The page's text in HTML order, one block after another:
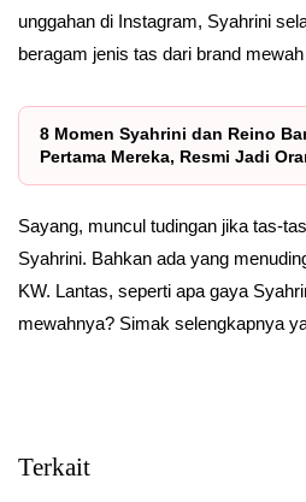
unggahan di Instagram, Syahrini
beragam jenis tas dari brand
8 Momen Syahrini dan Reino
Pertama Mereka, Resmi Jadi
Sayang, muncul tudingan jika tas-
Syahrini. Bahkan ada yang
KW. Lantas, seperti apa gaya
mewahnya? Simak selengkapnya
Terkait